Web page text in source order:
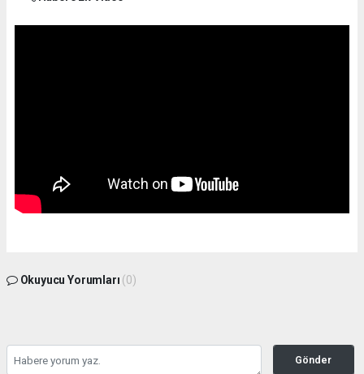
Okuyucu Yorumları (0)
Gönder